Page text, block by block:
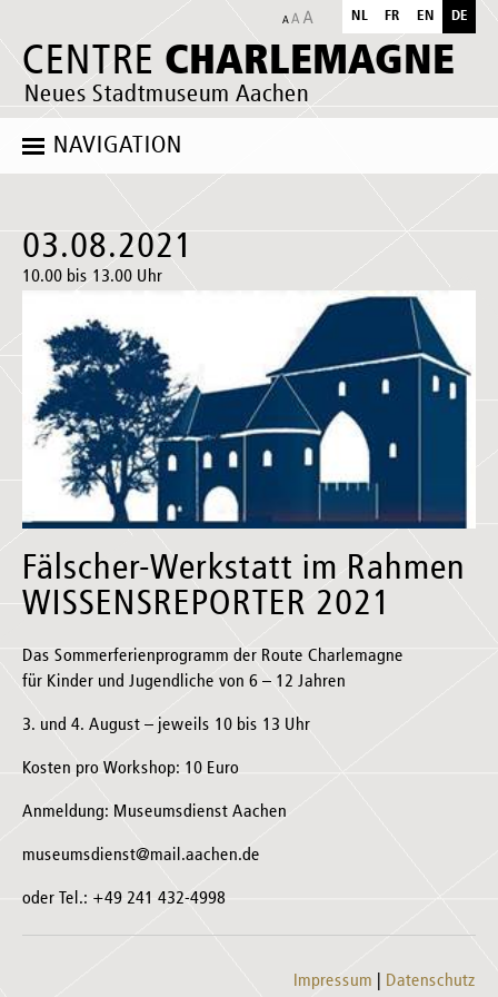
CENTRE CHARLEMAGNE
Neues Stadtmuseum Aachen
NL FR EN DE
NAVIGATION
03.08.2021
10.00 bis 13.00 Uhr
Fälscher-Werkstatt im Rahmen
WISSENSREPORTER 2021
Das Sommerferienprogramm der Route Charlemagne
für Kinder und Jugendliche von 6 – 12 Jahren
3. und 4. August – jeweils 10 bis 13 Uhr
Kosten pro Workshop: 10 Euro
Anmeldung: Museumsdienst Aachen
museumsdienst@mail.aachen.de
oder Tel.: +49 241 432-4998
Impressum Datenschutz